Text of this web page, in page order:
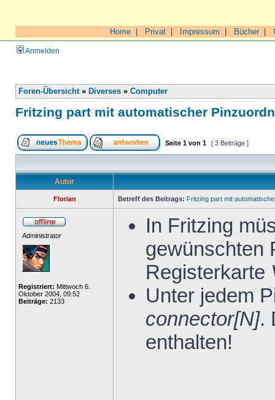
Home Privat Impressum Bücher|
Anmelden
Foren-Übersicht» Diverses » Computer
Fritzing part mit automatischer
Seite 1 von 1 [ 3 Beiträge ]
Autor
Florian Betreff des Beitrags: Fritzing part mit
Administrator
Registriert: Mittwoch 6.
Oktober 2004, 09:52
Beiträge: 2133
In Fritzing
gewünschten
Registerkarte
Unter jedem
connector[N].
enthalten!